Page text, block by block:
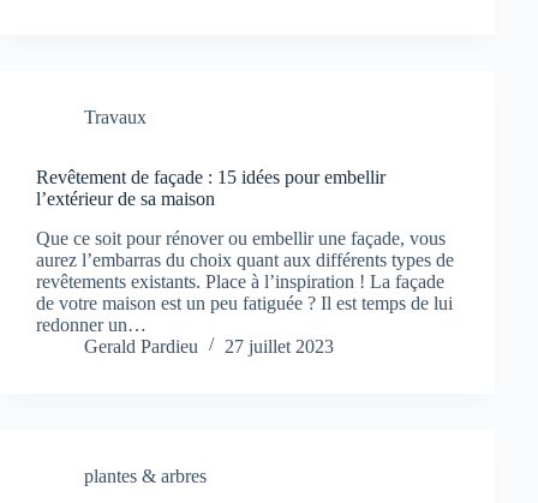
Travaux
Revêtement de façade : 15 idées pour embellir
l’extérieur de sa maison
Que ce soit pour rénover ou embellir une façade, vous
aurez l’embarras du choix quant aux différents types de
revêtements existants. Place à l’inspiration ! La façade
de votre maison est un peu fatiguée ? Il est temps de lui
redonner un…
Gerald Pardieu
27 juillet 2023
plantes & arbres